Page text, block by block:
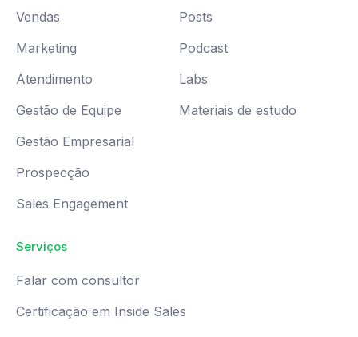
Vendas
Marketing
Atendimento
Gestão de Equipe
Gestão Empresarial
Prospecção
Sales Engagement
Posts
Podcast
Labs
Materiais de estudo
Serviços
Falar com consultor
Certificação em Inside Sales